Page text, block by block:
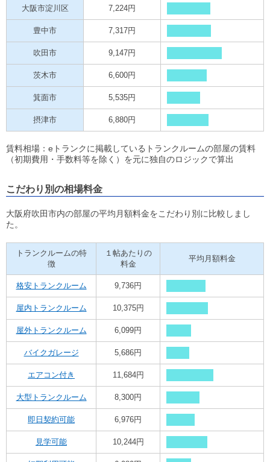
大阪市淀川区 7,224円
豊中市 7,317円
吹田市 9,147円
茨木市 6,600円
箕面市 5,535円
摂津市 6,880円
賃料相場：eトランクに掲載しているトランクルームの部屋の賃料
（初期費用・手数料等を除く）を元に独自のロジックで算出
こだわり別の相場料金
大阪府吹田市内の部屋の平均月額料金をこだわり別に比較しまし
た。
トランクルームの特
徴
１帖あたりの
料金
平均月額料金
格安トランクルーム 9,736円
屋内トランクルーム 10,375円
屋外トランクルーム 6,099円
バイクガレージ 5,686円
エアコン付き 11,684円
大型トランクルーム 8,300円
即日契約可能 6,976円
見学可能 10,244円